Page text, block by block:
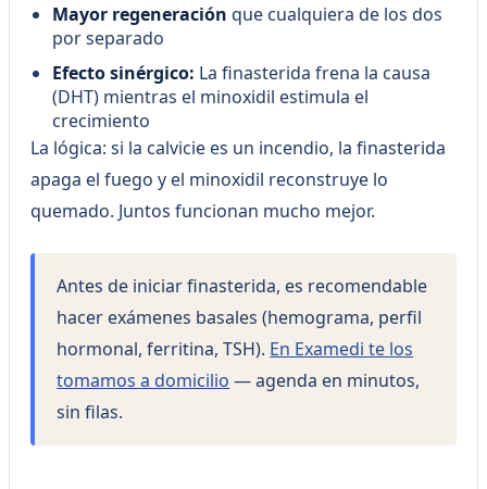
Mayor regeneración que cualquiera de los dos
por separado
Efecto sinérgico: La finasterida frena la causa
(DHT) mientras el minoxidil estimula el
crecimiento
La lógica: si la calvicie es un incendio, la finasterida
apaga el fuego y el minoxidil reconstruye lo
quemado. Juntos funcionan mucho mejor.
Antes de iniciar finasterida, es recomendable
hacer exámenes basales (hemograma, perfil
hormonal, ferritina, TSH). En Examedi te los
tomamos a domicilio — agenda en minutos,
sin filas.